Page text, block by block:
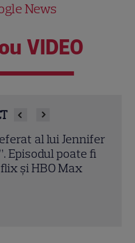
News
VIDEO
rară alături de
soț al Angelinei